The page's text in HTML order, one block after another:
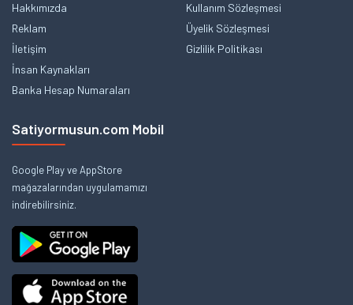
Hakkımızda
Reklam
İletişim
İnsan Kaynakları
Banka Hesap Numaraları
Kullanım Sözleşmesi
Üyelik Sözleşmesi
Gizlilik Politikası
Satiyormusun.com Mobil
Google Play ve AppStore
mağazalarından uygulamamızı
indirebilirsiniz.